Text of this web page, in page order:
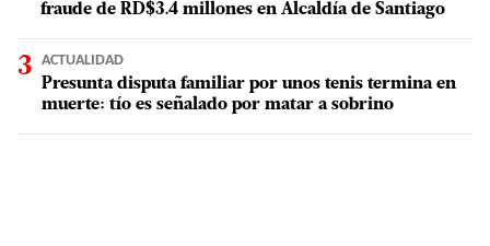
fraude de RD$3.4 millones en Alcaldía de Santiago
ACTUALIDAD
Presunta disputa familiar por unos tenis termina en
muerte: tío es señalado por matar a sobrino